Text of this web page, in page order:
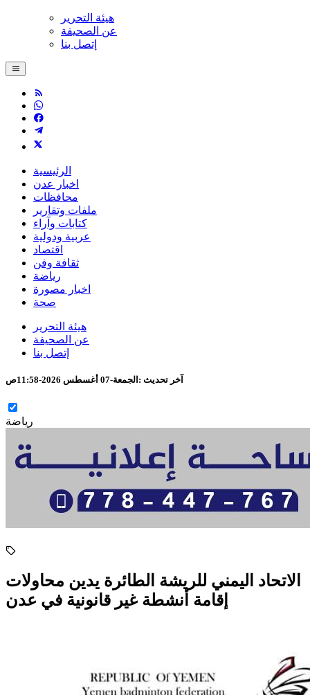
هيئة التحرير
عن الصحيفة
إتصل بنا
الرئيسية
اخبار عدن
محافظات
ملفات وتقارير
كتابات وآراء
عربية ودولية
اقتصاد
ثقافة وفن
رياضة
اخبار مصورة
صحة
هيئة التحرير
عن الصحيفة
إتصل بنا
آخر تحديث : الجمعة-07 أغسطس 2026-11:58ص
رياضة
الاتحاد اليمني للريشة الطائرة يدين محاولات
إقامة أنشطة غير قانونية في عدن